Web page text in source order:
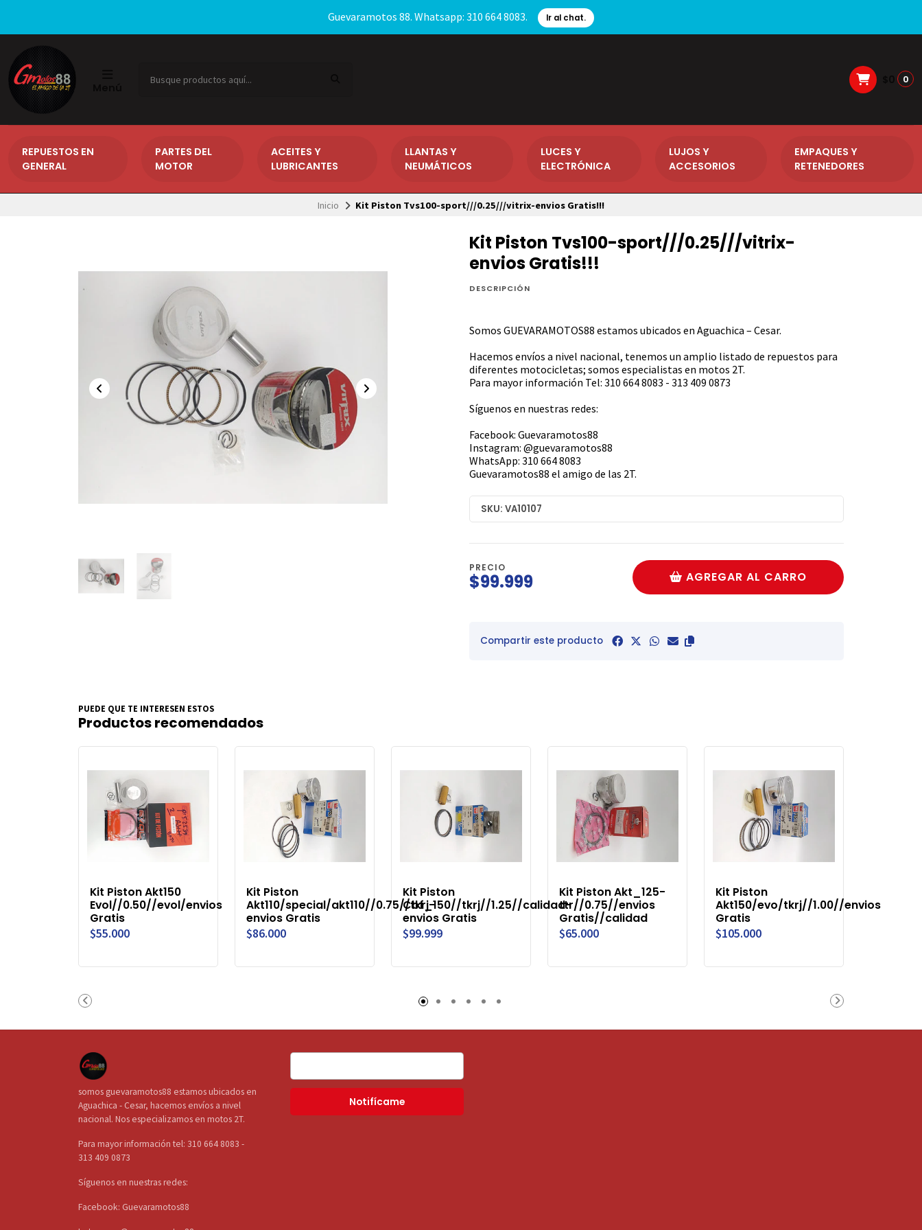
Guevaramotos 88. Whatsapp: 310 664 8083. Ir al chat.
0
REPUESTOS EN
GENERAL
PARTES DEL
MOTOR
ACEITES Y
LUBRICANTES
LLANTAS Y
NEUMÁTICOS
LUCES Y
ELECTRÓNICA
LUJOS Y
ACCESORIOS
EMPAQUES Y
RETENEDORES
Inicio Kit Piston Tvs100-sport///0.25///vitrix-envios Gratis!!!
Kit Piston Tvs100-sport///0.25///vitrix-
envios Gratis!!!
DESCRIPCIÓN
Somos GUEVARAMOTOS88 estamos ubicados en Aguachica – Cesar.
Hacemos envíos a nivel nacional, tenemos un amplio listado de repuestos para
diferentes motocicletas; somos especialistas en motos 2T.
Para mayor información Tel: 310 664 8083 - 313 409 0873
Síguenos en nuestras redes:
Facebook: Guevaramotos88
Instagram: @guevaramotos88
WhatsApp: 310 664 8083
Guevaramotos88 el amigo de las 2T.
SKU: VA10107
PRECIO
$99.999 AGREGAR AL CARRO
Compartir este producto
PUEDE QUE TE INTERESEN ESTOS
Productos recomendados
Kit Piston Akt150
Evol//0.50//evol/envios
Gratis
$55.000
Kit Piston
Akt110/special/akt110//0.75//tkrj-
envios Gratis
$86.000
Kit Piston
Cbf_150//tkrj//1.25//calidad-
envios Gratis
$99.999
Kit Piston Akt_125-
ttr//0.75//envios
Gratis//calidad
$65.000
Kit Piston
Akt150/evo/tkrj//1.00//envios
Gratis
$105.000
somos guevaramotos88 estamos ubicados en
Aguachica - Cesar, hacemos envíos a nivel
nacional. Nos especializamos en motos 2T.
Para mayor información tel: 310 664 8083 -
313 409 0873
Síguenos en nuestras redes:
Facebook: Guevaramotos88
Notifícame